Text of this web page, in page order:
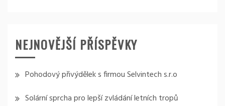
NEJNOVĚJŠÍ PŘÍSPĚVKY
Pohodový přivýdělek s firmou Selvintech s.r.o
Solární sprcha pro lepší zvládání letních tropů